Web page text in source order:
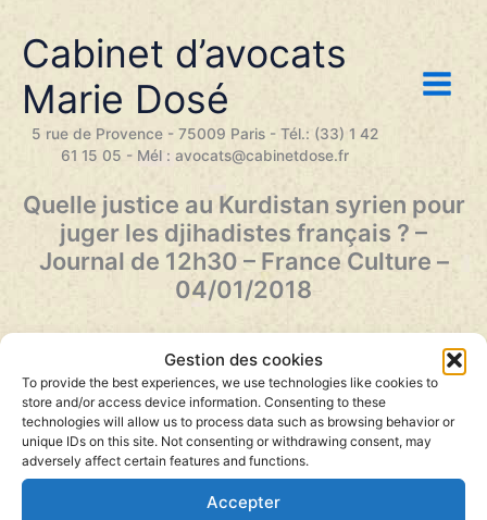
Gestion des cookies
To provide the best experiences, we use technologies like cookies to
store and/or access device information. Consenting to these
technologies will allow us to process data such as browsing behavior or
unique IDs on this site. Not consenting or withdrawing consent, may
adversely affect certain features and functions.
Accepter
contenu
Cabinet d’avocats
Marie Dosé
5 rue de Provence - 75009 Paris - Tél.: (33) 1 42
61 15 05 - Mél : avocats@cabinetdose.fr
Quelle justice au Kurdistan syrien pour
juger les djihadistes français ? –
Journal de 12h30 – France Culture –
04/01/2018
Le porte-parole du gouvernement Benjamin Griveaux
indiquait ce jeudi matin que les djihadistes françaises
arrêtées par les combattants kurdes dans le nord de la
Syrie devraient y être jugées, “si les institutions
judiciaires sur place le permettent et garantissent un
procès équitable”.
Journal de 12h30 par Antoine Mercier, Anne
Fauquembergue et la rédaction